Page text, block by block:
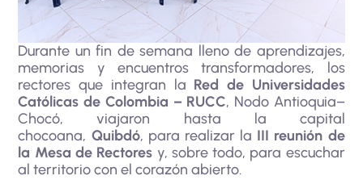
Durante un fin de semana lleno de aprendizajes,
memorias y encuentros transformadores, los
rectores que integran la Red de Universidades
Católicas de Colombia – RUCC, Nodo Antioquia–
Chocó, viajaron hasta la capital
chocoana, Quibdó, para realizar la III reunión de
la Mesa de Rectores y, sobre todo, para escuchar
al territorio con el corazón abierto.